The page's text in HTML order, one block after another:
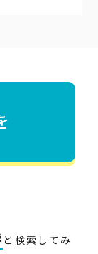
と検索してみ